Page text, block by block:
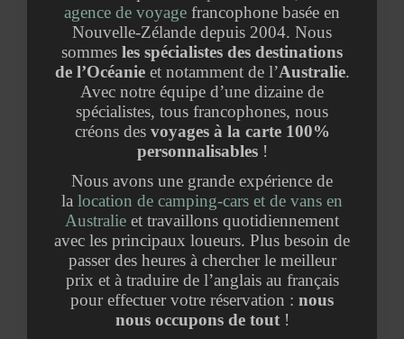
agence de voyage francophone basée en
Nouvelle-Zélande depuis 2004. Nous
sommes les spécialistes des destinations
de l’Océanieet notamment de l’Australie.
Avec notre équipe d’une dizaine de
spécialistes, tous francophones, nous
créons desvoyages à la carte 100%
personnalisables!
Nous avons une grande expérience de
la location de camping-cars et de vans en
Australie et travaillons quotidiennement
avec les principaux loueurs. Plus besoin de
passer des heures à chercher le meilleur
prix et à traduire de l’anglais au français
pour effectuer votre réservation : nous
nous occupons de tout!